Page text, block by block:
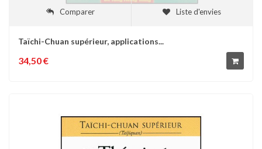
Comparer Liste d'envies
Taïchi-Chuan supérieur, applications...
34,50 €